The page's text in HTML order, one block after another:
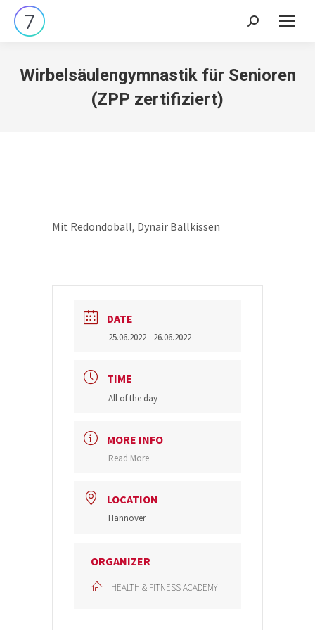
Search:
Wirbelsäulengymnastik für Senioren
(ZPP zertifiziert)
Mit Redondoball, Dynair Ballkissen
DATE
25.06.2022- 26.06.2022
TIME
All of the day
MORE INFO
Read More
LOCATION
Hannover
ORGANIZER
HEALTH & FITNESS ACADEMY